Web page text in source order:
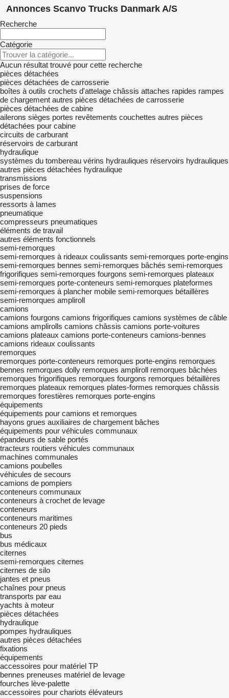
Annonces Scanvo Trucks Danmark A/S
Recherche
Catégorie
Aucun résultat trouvé pour cette recherche
pièces détachées
pièces détachées de carrosserie
boîtes à outils crochets d'attelage châssis attaches rapides rampes
de chargement autres pièces détachées de carrosserie
pièces détachées de cabine
ailerons sièges portes revêtements couchettes autres pièces
détachées pour cabine
circuits de carburant
réservoirs de carburant
hydraulique
systèmes du tombereau vérins hydrauliques réservoirs hydrauliques
autres pièces détachées hydraulique
transmissions
prises de force
suspensions
ressorts à lames
pneumatique
compresseurs pneumatiques
éléments de travail
autres éléments fonctionnels
semi-remorques
semi-remorques à rideaux coulissants semi-remorques porte-engins
semi-remorques bennes semi-remorques bâchés semi-remorques
frigorifiques semi-remorques fourgons semi-remorques plateaux
semi-remorques porte-conteneurs semi-remorques plateformes
semi-remorques à plancher mobile semi-remorques bétaillères
semi-remorques ampliroll
camions
camions fourgons camions frigorifiques camions systèmes de câble
camions amplirolls camions châssis camions porte-voitures
camions plateaux camions porte-conteneurs camions-bennes
camions rideaux coulissants
remorques
remorques porte-conteneurs remorques porte-engins remorques
bennes remorques dolly remorques ampliroll remorques bâchées
remorques frigorifiques remorques fourgons remorques bétaillères
remorques plateaux remorques plates-formes remorques châssis
remorques forestières remorques porte-engins
équipements
équipements pour camions et remorques
hayons grues auxiliaires de chargement bâches
équipements pour véhicules communaux
épandeurs de sable portés
tracteurs routiers véhicules communaux
machines communales
camions poubelles
véhicules de secours
camions de pompiers
conteneurs communaux
conteneurs à crochet de levage
conteneurs
conteneurs maritimes
conteneurs 20 pieds
bus
bus médicaux
citernes
semi-remorques citernes
citernes de silo
jantes et pneus
chaînes pour pneus
transports par eau
yachts à moteur
pièces détachées
hydraulique
pompes hydrauliques
autres pièces détachées
fixations
équipements
accessoires pour matériel TP
bennes preneuses matériel de levage
fourches lève-palette
accessoires pour chariots élévateurs